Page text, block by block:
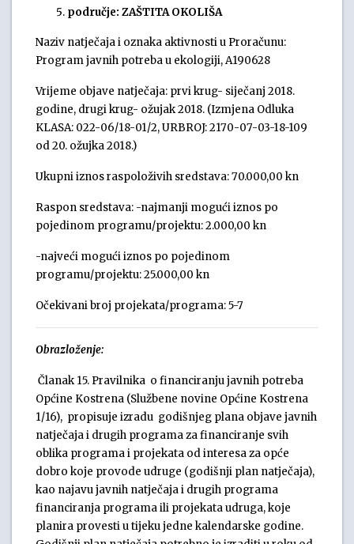
područje: ZAŠTITA OKOLIŠA
Naziv natječaja i oznaka aktivnosti u Proračunu:
Program javnih potreba u ekologiji, A190628
Vrijeme objave natječaja: prvi krug- siječanj 2018.
godine, drugi krug- ožujak 2018. (Izmjena Odluka
KLASA: 022-06/18-01/2, URBROJ: 2170-07-03-18-109
od 20. ožujka 2018.)
Ukupni iznos raspoloživih sredstava: 70.000,00 kn
Raspon sredstava: -najmanji mogući iznos po
pojedinom programu/projektu: 2.000,00 kn
-najveći mogući iznos po pojedinom
programu/projektu: 25.000,00 kn
Očekivani broj projekata/programa: 5-7
Obrazloženje:
Članak 15. Pravilnika o financiranju javnih potreba
Općine Kostrena (Službene novine Općine Kostrena
1/16), propisuje izradu godišnjeg plana objave javnih
natječaja i drugih programa za financiranje svih
oblika programa i projekata od interesa za opće
dobro koje provode udruge (godišnji plan natječaja),
kao najavu javnih natječaja i drugih programa
financiranja programa ili projekata udruga, koje
planira provesti u tijeku jedne kalendarske godine.